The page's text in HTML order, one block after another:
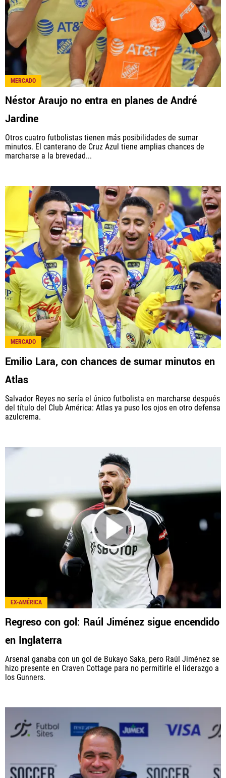
MERCADO
Néstor Araujo no entra en planes de André
Jardine
Otros cuatro futbolistas tienen más posibilidades de sumar
minutos. El canterano de Cruz Azul tiene amplias chances de
marcharse a la brevedad...
MERCADO
Emilio Lara, con chances de sumar minutos en
Atlas
Salvador Reyes no sería el único futbolista en marcharse después
del título del Club América: Atlas ya puso los ojos en otro defensa
azulcrema.
EX-AMÉRICA
Regreso con gol: Raúl Jiménez sigue encendido
en Inglaterra
Arsenal ganaba con un gol de Bukayo Saka, pero Raúl Jiménez se
hizo presente en Craven Cottage para no permitirle el liderazgo a
los Gunners.